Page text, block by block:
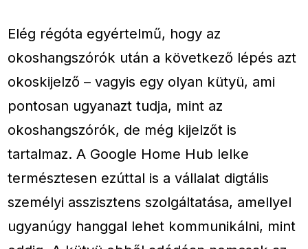
Elég régóta egyértelmű, hogy az
okoshangszórók után a következő lépés azt
okoskijelző – vagyis egy olyan kütyü, ami
pontosan ugyanazt tudja, mint az
okoshangszórók, de még kijelzőt is
tartalmaz. A Google Home Hub lelke
természtesen ezúttal is a vállalat digtális
személyi asszisztens szolgáltatása, amellyel
ugyanúgy hanggal lehet kommunikálni, mint